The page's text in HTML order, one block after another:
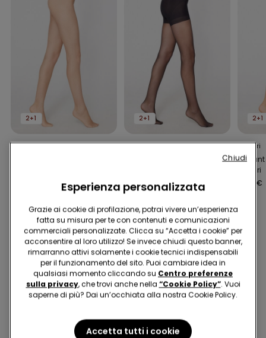
2+1
2 Colori
2+1
2 Colori
5,99 €
2+1
3 Colori
Collant
Denari
4,99 €
Potrebbe piacerti anche
Esperienza personalizzata
Grazie ai cookie di profilazione, potrai vivere un’esperienza
fatta su misura per te con contenuti e comunicazioni
commerciali personalizzate. Clicca su “Accetta i cookie” per
acconsentire al loro utilizzo! Se invece chiudi questo banner,
rimarranno attivi solamente i cookie tecnici indispensabili
per il funzionamento del sito. Puoi cambiare idea in
qualsiasi momento cliccando su Centro preferenze
sulla privacy, che trovi anche nella “Cookie Policy”. Vuoi
saperne di più? Dai un’occhiata alla nostra Cookie Policy.
Accetta tutti i cookie
Chiudi